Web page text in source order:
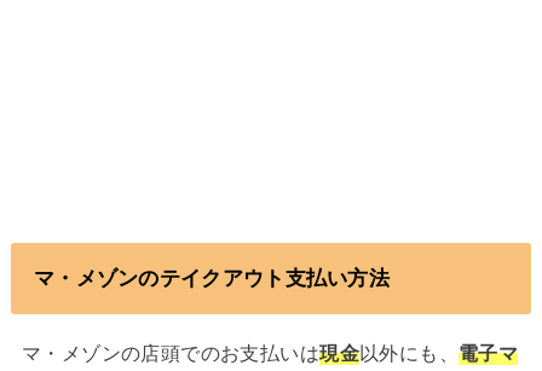
マ・メゾンのテイクアウト支払い方法
マ・メゾンの店頭でのお支払いは現金以外にも、 電子マ